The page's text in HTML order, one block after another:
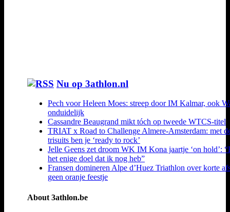
Nu op 3athlon.nl
Pech voor Heleen Moes: streep door IM Kalmar, ook
onduidelijk
Cassandre Beaugrand mikt tóch op tweede WTCS-titel
TRIAT x Road to Challenge Almere-Amsterdam: met
trisuits ben je ‘ready to rock’
Jelle Geens zet droom WK IM Kona jaartje ‘on hold’:
het enige doel dat ik nog heb”
Fransen domineren Alpe d’Huez Triathlon over korte
geen oranje feestje
About 3athlon.be